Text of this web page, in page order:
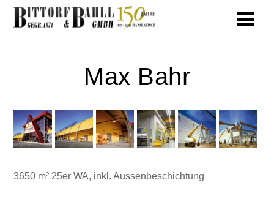
Max Bahr
3650 m² 25er WA, inkl. Aussenbeschichtung